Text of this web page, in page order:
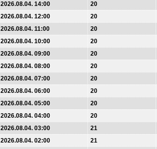
2026.08.04. 14:00
20
2026.08.04. 12:00
20
2026.08.04. 11:00
20
2026.08.04. 10:00
20
2026.08.04. 09:00
20
2026.08.04. 08:00
20
2026.08.04. 07:00
20
2026.08.04. 06:00
20
2026.08.04. 05:00
20
2026.08.04. 04:00
20
2026.08.04. 03:00
21
2026.08.04. 02:00
21